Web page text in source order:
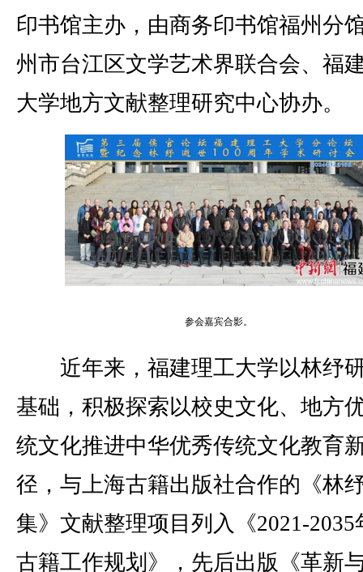
印书馆主办，由商务印书馆福州分
州市台江区文学艺术界联合会、福
大学地方文献整理研究中心协办。
参会嘉宾合影。
近年来，福建理工大学以林纾
基础，积极探索以校史文化、地方
统文化推进中华优秀传统文化教育
径，与上海古籍出版社合作的《林
集》文献整理项目列入《2021-2035
古籍工作规划》，先后出版《革新